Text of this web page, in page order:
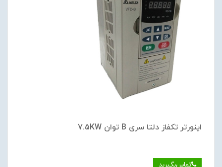
اینورتر تکفاز دلتا سری B توان 7.5KW
تماس‌بگیرید